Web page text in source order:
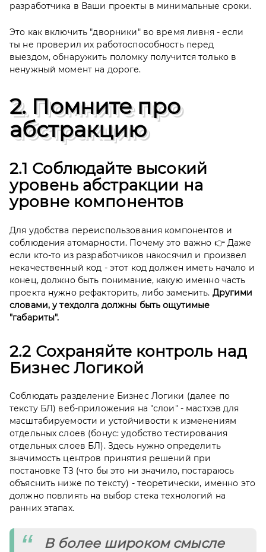
разработчика в Ваши проекты в минимальные сроки.
Это как включить "дворники" во время ливня - если
ты не проверил их работоспособность перед
выездом, обнаружить поломку получится только в
ненужный момент на дороге.
2. Помните про
абстракцию
2.1 Соблюдайте высокий
уровень абстракции на
уровне компонентов
Для удобства переиспользования компонентов и
соблюдения атомарности. Почему это важно 👉 Даже
если кто-то из разработчиков накосячил и произвел
некачественный код - этот код должен иметь начало и
конец, должно быть понимание, какую именно часть
проекта нужно рефакторить, либо заменить. Другими
словами, у техдолга должны быть ощутимые
"габариты".
2.2 Сохраняйте контроль над
Бизнес Логикой
Соблюдать разделение Бизнес Логики (далее по
тексту БЛ) веб-приложения на "слои" - мастхэв для
масштабируемости и устойчивости к изменениям
отдельных слоев (бонус: удобство тестирования
отдельных слоев БЛ). Здесь нужно определить
значимость центров принятия решений при
постановке ТЗ (что бы это ни значило, постараюсь
объяснить ниже по тексту) - теоретически, именно это
должно повлиять на выбор стека технологий на
ранних этапах.
В более широком смысле